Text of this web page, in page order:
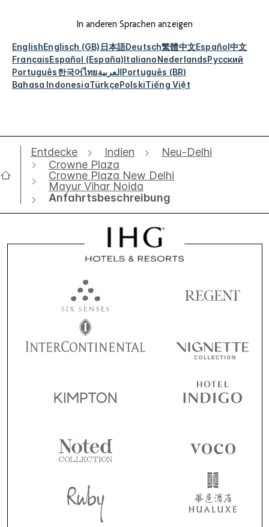
In anderen Sprachen anzeigen
EnglishEnglisch (GB) 日本語Deutsch繁體中文Español中文
FrançaisEspañol (España)ItalianoNederlandsРусский
Português한국어ไทยالعربيةPortuguês (BR)
Bahasa IndonesiaTürkçePolskiTiếng Việt
Entdecke Indien
Neu-Delhi
Crowne Plaza
Crowne Plaza New Delhi
Mayur Vihar Noida
Anfahrtsbeschreibung